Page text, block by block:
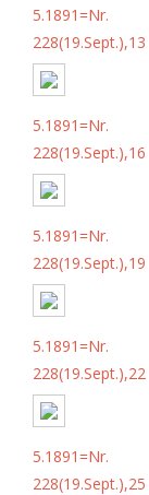
5.1891=Nr.
228(19.Sept.),13
5.1891=Nr.
228(19.Sept.),16
5.1891=Nr.
228(19.Sept.),19
5.1891=Nr.
228(19.Sept.),22
5.1891=Nr.
228(19.Sept.),25